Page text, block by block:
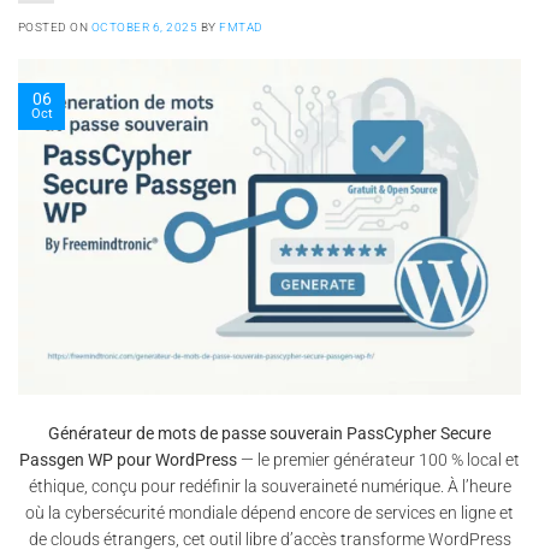
POSTED ON OCTOBER 6, 2025 BYFMTAD
06
Oct
Générateur de mots de passe souverain PassCypher Secure
Passgen WP pour WordPress — le premier générateur 100 % local et
éthique, conçu pour redéfinir la souveraineté numérique. À l’heure
où la cybersécurité mondiale dépend encore de services en ligne et
de clouds étrangers, cet outil libre d’accès transforme WordPress